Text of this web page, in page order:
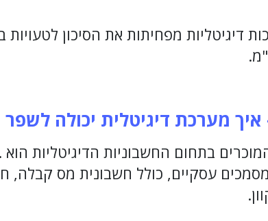
דיגיטליות מפחיתות את הסיכון
איך מערכת דיגיטלית יכולה
עסקיים, כולל חשבונית מס קבלה,